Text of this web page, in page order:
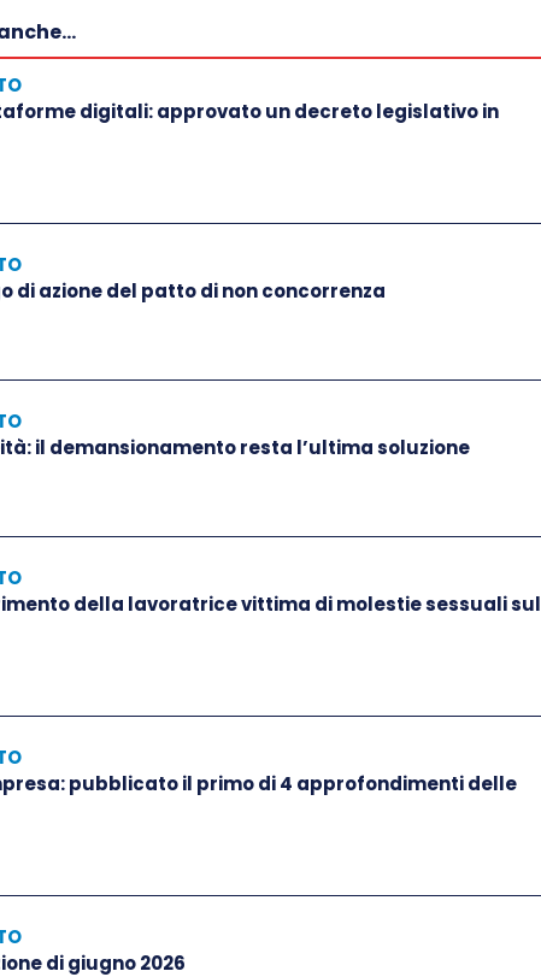
digitali: approvato un decreto legislativo in
di azione del patto di non concorrenza
il demansionamento resta l’ultima soluzione
della lavoratrice vittima di molestie sessuali sul
pubblicato il primo di 4 approfondimenti delle
di giugno 2026